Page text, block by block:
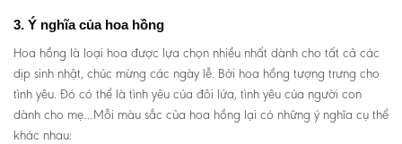
3. Ý nghĩa của hoa hồng
Hoa hồng là loại hoa được lựa chọn nhiều nhất dành cho tất cả các
dịp sinh nhật, chúc mừng các ngày lễ. Bởi hoa hồng tượng trưng cho
tình yêu. Đó có thể là tình yêu của đôi lứa, tình yêu của người con
dành cho mẹ…Mỗi màu sắc của hoa hồng lại có những ý nghĩa cụ thể
khác nhau: